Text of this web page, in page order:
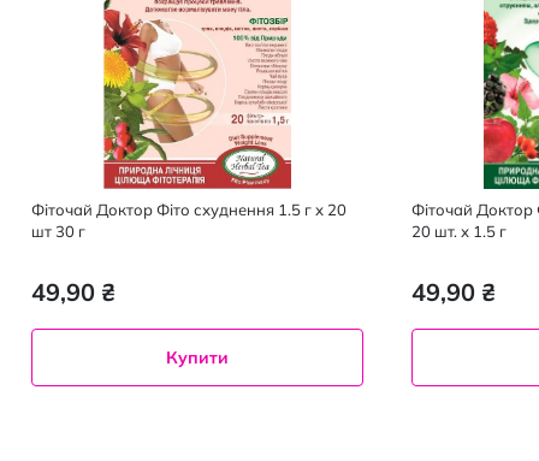
Фіточай Доктор Фіто схуднення 1.5 г х 20
шт 30 г
49,90 ₴
Купити
Фіточай Доктор
20 шт. х 1.5 г
49,90 ₴